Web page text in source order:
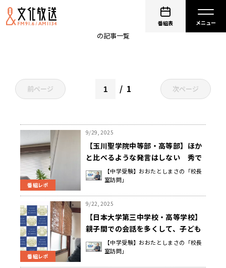
番組表
おおたとしまさの「校長室訪問」
の記事一覧
前ページ 1 次ページ
番組レポ
9/29, 2025
【玉川聖学院中等部・高等部】ほか
と比べるような発言はしない 秀で
ている部分よりも、その時々で気付
いた良い部分を褒め続ける 安藤 理
【中学受験】おおたとしまさの「校長
室訪問」
番組レポ
9/22, 2025
【日本大学第三中学校・高等学校】
親子間での会話を多くして、子ども
がどういうことに興味を持って何を
しているかを知っておく 樋山 克也
【中学受験】おおたとしまさの「校長
室訪問」